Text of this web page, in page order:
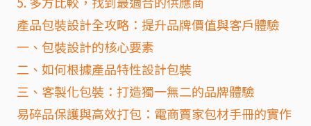
產品包裝設計全攻略：提升品牌價值與客戶體驗
一、包裝設計的核心要素
二、如何根據產品特性設計包裝
三、客製化包裝：打造獨一無二的品牌體驗
易碎品保護與高效打包：電商賣家包材手冊的實作